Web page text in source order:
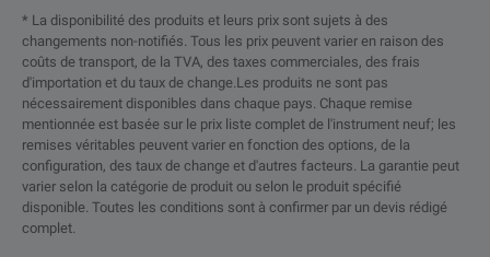
* La disponibilité des produits et leurs prix sont sujets à des
changements non-notifiés. Tous les prix peuvent varier en raison des
coûts de transport, de la TVA, des taxes commerciales, des frais
d'importation et du taux de change.Les produits ne sont pas
nécessairement disponibles dans chaque pays. Chaque remise
mentionnée est basée sur le prix liste complet de l'instrument neuf; les
remises véritables peuvent varier en fonction des options, de la
configuration, des taux de change et d'autres facteurs. La garantie peut
varier selon la catégorie de produit ou selon le produit spécifié
disponible. Toutes les conditions sont à confirmer par un devis rédigé
complet.